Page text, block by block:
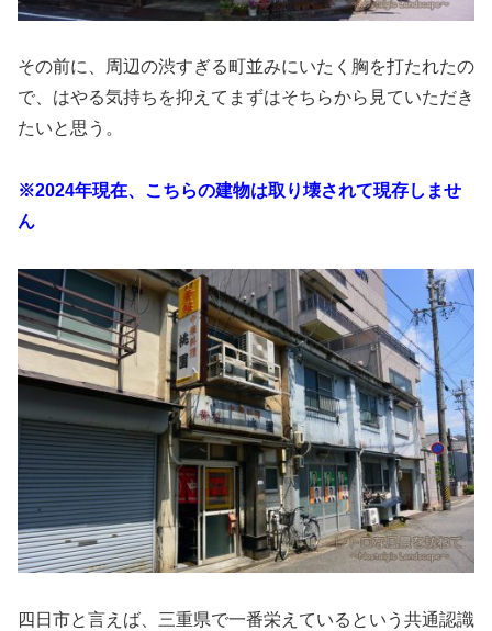
その前に、周辺の渋すぎる町並みにいたく胸を打たれたの
で、はやる気持ちを抑えてまずはそちらから見ていただき
たいと思う。
※2024年現在、こちらの建物は取り壊されて現存しませ
ん
四日市と言えば、三重県で一番栄えているという共通認識